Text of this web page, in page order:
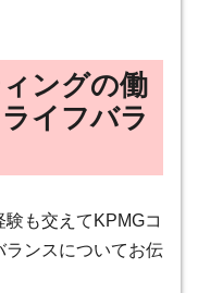
ングの働
イフバラ
も交えてKPMGコ
ランスについてお伝